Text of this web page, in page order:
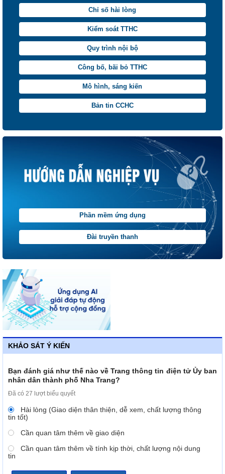
Chỉ số hài lòng
Kiểm soát TTHC
Quy trình nội bộ
Công bố, bãi bỏ TTHC
Mô hình, sáng kiến
Bản tin CCHC
Phần mềm ứng dụng
Đài truyền thanh
KHẢO SÁT Ý KIẾN
Bạn đánh giá như thế nào về Trang thông tin điện tử Ủy ban
nhân dân thành phố Nha Trang?
Đã có 27 lượt biểu quyết
Hài lòng (Giao diện thân thiện, dễ xem, chất lượng thông
tin tốt)
Cần quan tâm thêm về giao diện
Cần quan tâm thêm về tính kịp thời, chất lượng nội dung
tin